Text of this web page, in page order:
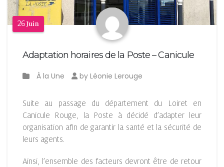
26Juin
Adaptation horaires de la Poste – Canicule
À la Une by Léonie Lerouge
Suite au passage du département du Loiret en
Canicule Rouge, la Poste à décidé d’adapter leur
organisation afin de garantir la santé et la sécurité de
leurs agents.
Ainsi, l’ensemble des facteurs devront être de retour